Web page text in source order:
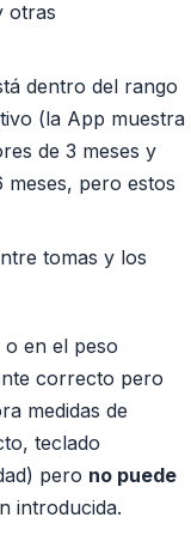
otras
dentro del rango
(la App muestra
de 3 meses y
pero estos
tomas y los
en el peso
correcto pero
medidas de
teclado
pero no puede
introducida.